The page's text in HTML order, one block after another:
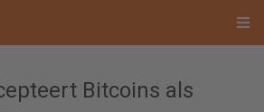
Bitcoins als